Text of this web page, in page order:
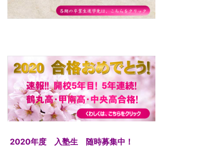
2020年度 入塾生 随時募集中！